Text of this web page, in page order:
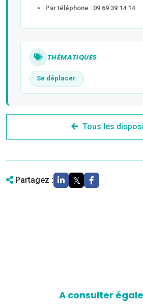
Par téléphone : 09 69 39 14 14
THÉMATIQUES
Se déplacer
Tous les
Partagez :
A consulter